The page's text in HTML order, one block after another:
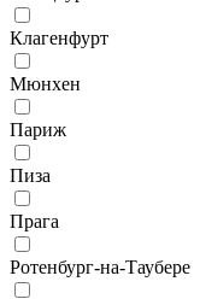
Клагенфурт
Мюнхен
Париж
Пиза
Прага
Ротенбург-на-Таубере